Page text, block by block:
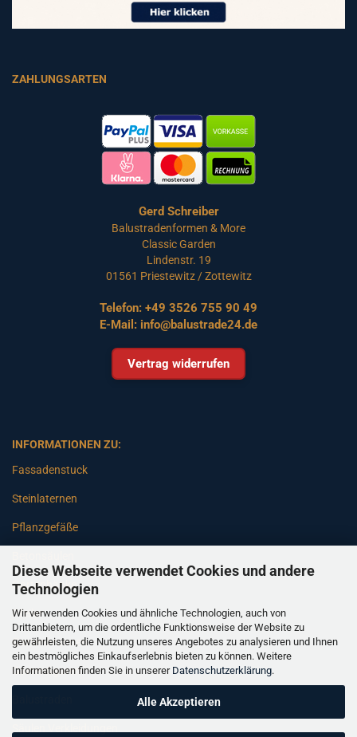
Diese Webseite verwendet Cookies und andere
Technologien
Wir verwenden Cookies und ähnliche Technologien, auch von
Drittanbietern, um die ordentliche Funktionsweise der Website zu
gewährleisten, die Nutzung unseres Angebotes zu analysieren und Ihnen
ein bestmögliches Einkaufserlebnis bieten zu können. Weitere
Informationen finden Sie in unserer Datenschutzerklärung.
Alle Akzeptieren
ZAHLUNGSARTEN
Gerd Schreiber
Balustradenformen & More
Classic Garden
Lindenstr. 19
01561 Priestewitz / Zottewitz
Telefon: +49 3526 755 90 49
E-Mail: info@balustrade24.de
Vertrag widerrufen
INFORMATIONEN ZU:
Fassadenstuck
Steinlaternen
Pflanzgefäße
Gartenbänke
Pfeiler
Gartenbrunnen
Gartenfiguren